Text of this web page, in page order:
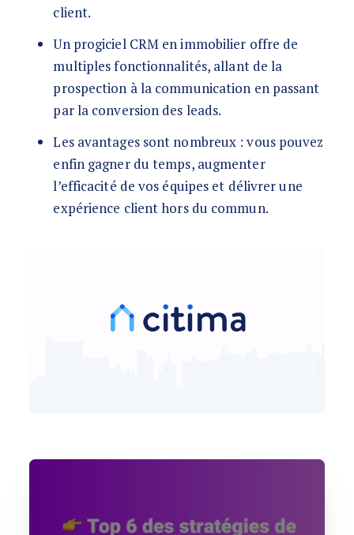
client.
Un progiciel CRM en immobilier offre de
multiples fonctionnalités, allant de la
prospection à la communication en passant
par la conversion des leads.
Les avantages sont nombreux : vous pouvez
enfin gagner du temps, augmenter
l’efficacité de vos équipes et délivrer une
expérience client hors du commun.